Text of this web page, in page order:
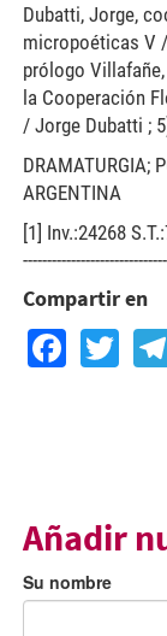
Dubatti, Jorge,
micropoéticas V
prólogo
la Cooperación
/ Jorge Dubatti ;
DRAMATURGIA;
ARGENTINA
[1] Inv.:24268
Compartir en
Añadir
Su nombre